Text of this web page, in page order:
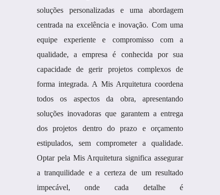
soluções personalizadas e uma abordagem
centrada na excelência e inovação. Com uma
equipe experiente e compromisso com a
qualidade, a empresa é conhecida por sua
capacidade de gerir projetos complexos de
forma integrada. A Mis Arquitetura coordena
todos os aspectos da obra, apresentando
soluções inovadoras que garantem a entrega
dos projetos dentro do prazo e orçamento
estipulados, sem comprometer a qualidade.
Optar pela Mis Arquitetura significa assegurar
a tranquilidade e a certeza de um resultado
impecável, onde cada detalhe é